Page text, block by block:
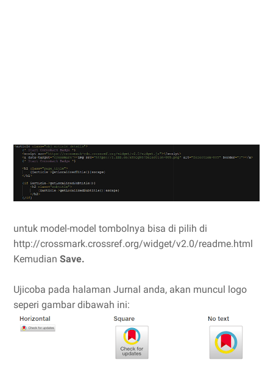
untuk model-model tombolnya bisa di pilih di
http://crossmark.crossref.org/widget/v2.0/readme.html
Kemudian Save.
Ujicoba pada halaman Jurnal anda, akan muncul logo
seperi gambar dibawah ini: